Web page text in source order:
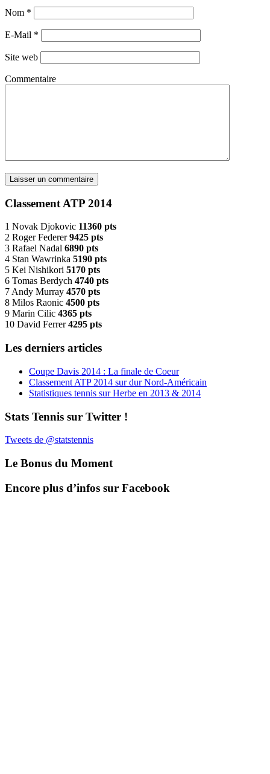
Nom *
E-Mail *
Site web
Commentaire
Classement ATP 2014
1 Novak Djokovic 11360 pts
2 Roger Federer9425 pts
3 Rafael Nadal 6890 pts
4 Stan Wawrinka 5190 pts
5 Kei Nishikori 5170 pts
6 Tomas Berdych 4740 pts
7 Andy Murray 4570 pts
8 Milos Raonic 4500 pts
9 Marin Cilic 4365 pts
10 David Ferrer4295 pts
Les derniers articles
Coupe Davis 2014 : La finale de Coeur
Classement ATP 2014 sur dur Nord-Américain
Statistiques tennis sur Herbe en 2013 & 2014
Stats Tennis sur Twitter !
Tweets de @statstennis
Le Bonus du Moment
Encore plus d’infos sur Facebook